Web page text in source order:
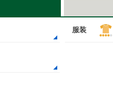
服装